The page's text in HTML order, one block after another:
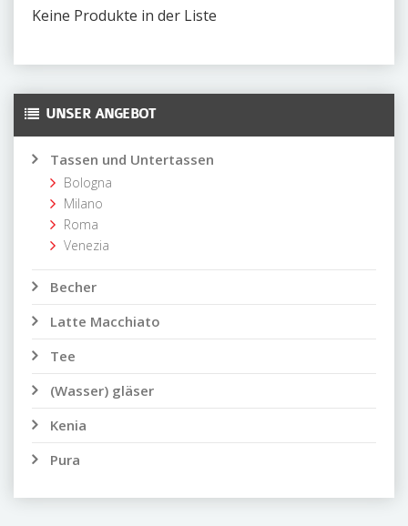
Keine Produkte in der Liste
UNSER ANGEBOT
Tassen und Untertassen
Bologna
Milano
Roma
Venezia
Becher
Latte Macchiato
Tee
(Wasser) gläser
Kenia
Pura